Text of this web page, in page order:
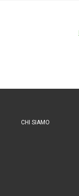
CHI SIAMO